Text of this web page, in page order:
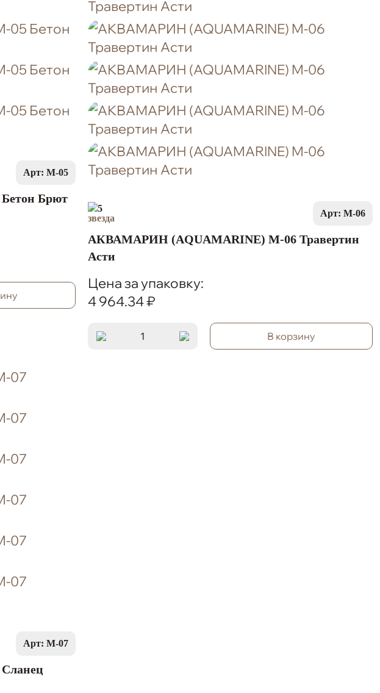
Арт: M-05
Брют
5 Арт: M-06
АКВАМАРИН (AQUAMARINE) M-06 Травертин
Асти
Цена за упаковку:
4 964.34 ₽
В корзину
Арт: M-07